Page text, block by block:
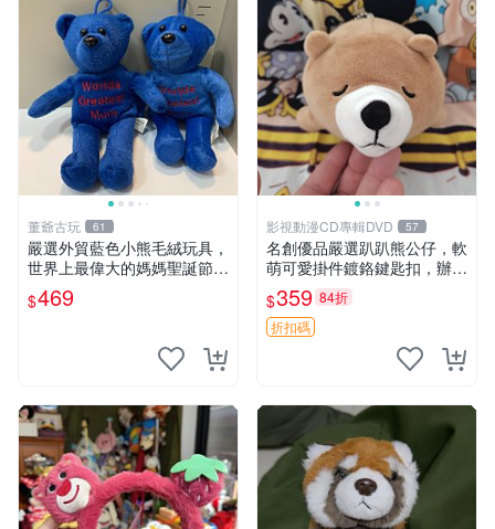
董爺古玩 61
嚴選外貿藍色小熊毛絨玩具，
世界上最偉大的媽媽聖誕節推
薦禮物 五角星 兒童玩具 母親
節
$469
影視動漫CD專輯DVD 57
名創優品嚴選趴趴熊公仔，軟
萌可愛掛件鍍鉻鍵匙扣，辦公
放松好選擇 趴趴熊 鍍鉻鍵匙
扣 萬用掛件
$359 84折
折扣碼